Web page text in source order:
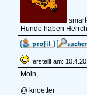
Hunde haben
erstellt am:
Moin,
@ knoetter